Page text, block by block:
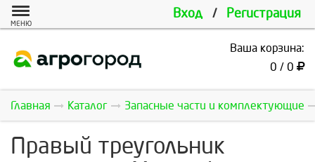
Вход / Регистрация
МЕНЮ
Ваша корзина:
0 / 0
Главная Каталог Запасные части и комплектующие
Правый треугольник